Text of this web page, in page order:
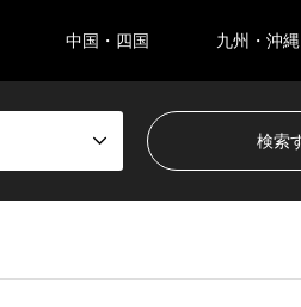
中国・四国 九州・沖縄